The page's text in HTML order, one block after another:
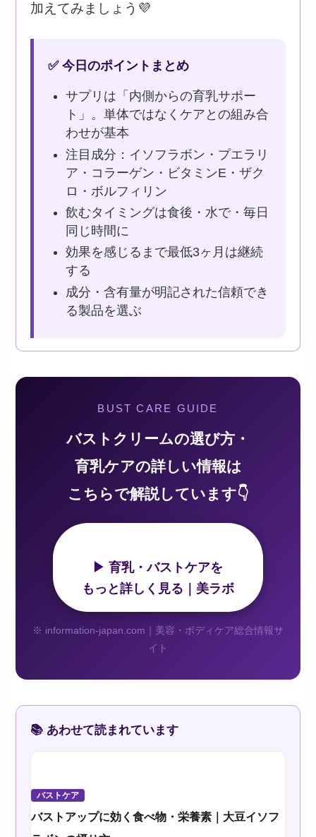
加えてみましょう💜
✅ 今日のポイントまとめ
サプリは「内側からの育乳サポー
ト」。単体ではなくケアとの組み合
わせが基本
注目成分：イソフラボン・プエラリ
ア・コラーゲン・ビタミンE・ザク
ロ・ボルフィリン
飲むタイミングは食後・水で・毎日
同じ時間に
効果を感じるまで最低3ヶ月は継続
する
成分・含有量が明記された信頼でき
る製品を選ぶ
BUST CARE GUIDE
バストクリームの選び方・
育乳ケアの詳しい情報は
こちらで解説しています👇
▶ 育乳・バストケアを
もっと詳しく見る｜美ラボ
※ information-japan.com｜美容・ボディケア総合情報サ
イト
📚 あわせて読まれています
バストケア
バストアップに効く食べ物・栄養素｜大豆イソフ